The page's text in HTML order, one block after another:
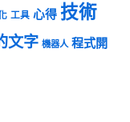
工具 心得 技術
文字 機器人 程式開